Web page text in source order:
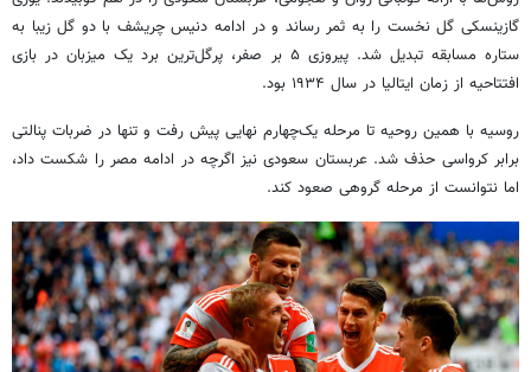
گازینسکی گل نخست را به ثمر رساند و در ادامه دنیس چریشف با دو گل زیبا به
ستاره مسابقه تبدیل شد. پیروزی ۵ بر صفر، پرگل‌ترین برد یک میزبان در بازی
افتتاحیه از زمان ایتالیا در سال ۱۹۳۴ بود.
روسیه با همین روحیه تا مرحله یک‌چهارم نهایی پیش رفت و تنها در ضربات پنالتی
برابر کرواسی حذف شد. عربستان سعودی نیز اگرچه در ادامه مصر را شکست داد،
اما نتوانست از مرحله گروهی صعود کند.